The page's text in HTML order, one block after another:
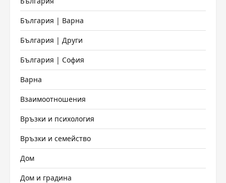
България | Варна
България | Други
България | София
Варна
Взаимоотношения
Връзки и психология
Връзки и семейство
Дом
Дом и градина